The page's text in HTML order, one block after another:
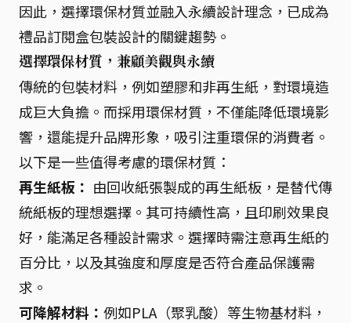
因此，選擇環保材質並融入永續設計理念，已成為
禮品訂閱盒包裝設計的關鍵趨勢。
選擇環保材質，兼顧美觀與永續
傳統的包裝材料，例如塑膠和非再生紙，對環境造
成巨大負擔。而採用環保材質，不僅能降低環境影
響，還能提升品牌形象，吸引注重環保的消費者。
以下是一些值得考慮的環保材質：
再生紙板： 由回收紙張製成的再生紙板，是替代傳
統紙板的理想選擇。其可持續性高，且印刷效果良
好，能滿足各種設計需求。選擇時需注意再生紙的
百分比，以及其強度和厚度是否符合產品保護需
求。
可降解材料： 例如PLA（聚乳酸）等生物基材料，